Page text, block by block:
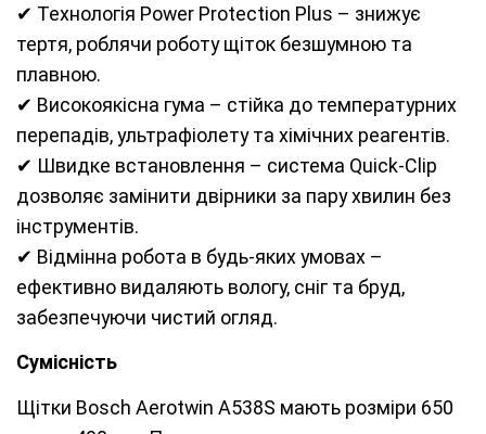
✔ Технологія Power Protection Plus – знижує
тертя, роблячи роботу щіток безшумною та
плавною.
✔ Високоякісна гума – стійка до температурних
перепадів, ультрафіолету та хімічних реагентів.
✔ Швидке встановлення – система Quick-Clip
дозволяє замінити двірники за пару хвилин без
інструментів.
✔ Відмінна робота в будь-яких умовах –
ефективно видаляють вологу, сніг та бруд,
забезпечуючи чистий огляд.
Сумісність
Щітки Bosch Aerotwin A538S мають розміри 650